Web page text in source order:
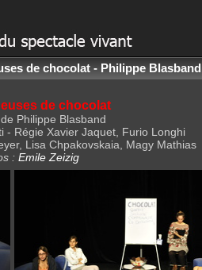
de chocolat - Philippe Blasband
de chocolat
Philippe Blasband
- Régie Xavier Jaquet, Furio Longhi
Lisa Chpakovskaia, Magy Mathias
: Emile Zeizig